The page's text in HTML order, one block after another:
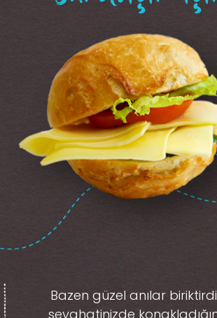
Bazen güzel anılar
seyahatinizde